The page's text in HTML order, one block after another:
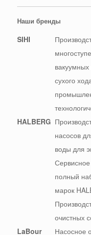
Наши бренды
SIHI
сухого
HALBERG
насосов
воды для
полный
марок
очистных
LaBour
Насосное